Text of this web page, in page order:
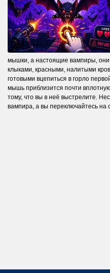
мышки, а настоящие вампиры,
клыками, красными, налитыми
готовыми вцепиться в горло
мышь приблизится почти
тому, что вы в неё выстрелите.
вампира, а вы переключайтесь на